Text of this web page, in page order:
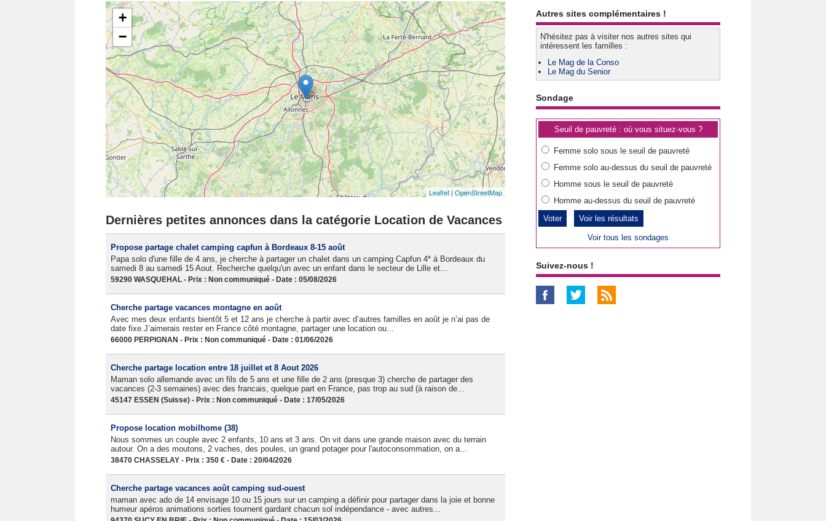
+
−
Leaflet | OpenStreetMap
Dernières petites annonces dans la catégorie Location de Vacances
Propose partage chalet camping capfun à Bordeaux 8-15 août
Papa solo d'une fille de 4 ans, je cherche à partager un chalet dans un camping Capfun 4* à Bordeaux du
samedi 8 au samedi 15 Aout. Recherche quelqu'un avec un enfant dans le secteur de Lille et...
59290 WASQUEHAL - Prix : Non communiqué - Date : 05/08/2026
Cherche partage vacances montagne en août
Avec mes deux enfants bientôt 5 et 12 ans je cherche à partir avec d’autres familles en août je n’ai pas de
date fixe.J’aimerais rester en France côté montagne, partager une location ou...
66000 PERPIGNAN - Prix : Non communiqué - Date : 01/06/2026
Cherche partage location entre 18 juillet et 8 Aout 2026
Maman solo allemande avec un fils de 5 ans et une fille de 2 ans (presque 3) cherche de partager des
vacances (2-3 semaines) avec des francais, quelque part en France, pas trop au sud (à raison de...
45147 ESSEN (Suisse) - Prix : Non communiqué - Date : 17/05/2026
Propose location mobilhome (38)
Nous sommes un couple avec 2 enfants, 10 ans et 3 ans. On vit dans une grande maison avec du terrain
autour. On a des moutons, 2 vaches, des poules, un grand potager pour l'autoconsommation, on a...
38470 CHASSELAY - Prix : 350 € - Date : 20/04/2026
Cherche partage vacances août camping sud-ouest
maman avec ado de 14 envisage 10 ou 15 jours sur un camping a définir pour partager dans la joie et bonne
humeur apéros animations sorties tournent gardant chacun sol indépendance - avec autres...
Autres sites complémentaires !
N'hésitez pas à visiter nos autres sites qui
intéressent les familles :
Le Mag de la Conso
Le Mag du Senior
Sondage
Seuil de pauvreté : où vous situez-vous ?
Femme solo sous le seuil de pauvreté
Femme solo au-dessus du seuil de pauvreté
Homme sous le seuil de pauvreté
Homme au-dessus du seuil de pauvreté
Voir les résultats
Voir tous les sondages
Suivez-nous !